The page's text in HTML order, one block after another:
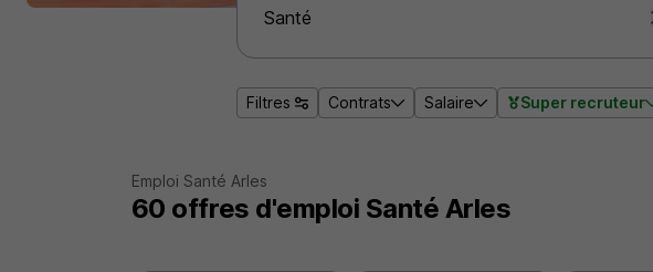
Filtres Contrats Salaire Super recruteur
Emploi Santé Arles
60 offres d'emploi Santé Arles